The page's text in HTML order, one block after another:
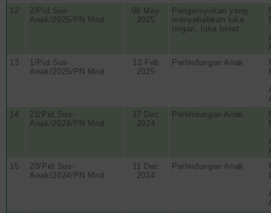
12
2/Pid.Sus-
Anak/2025/PN Mnd
08 May
2025
Pengeroyokan yang
menyebabkan luka
ringan, luka berat
13
1/Pid.Sus-
Anak/2025/PN Mnd
13 Feb
2025
Perlindungan Anak
14
21/Pid.Sus-
Anak/2024/PN Mnd
17 Dec
2024
Perlindungan Anak
15
20/Pid.Sus-
Anak/2024/PN Mnd
11 Dec
2024
Perlindungan Anak